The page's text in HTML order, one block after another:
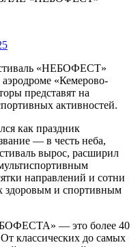
«НЕБОФЕСТ»
аэродроме «Кемерово-
представят на
активностей.
как праздник
— в честь неба,
вырос, расширил
направлений и сотни
здоровым и спортивным
— это более 40
классических до самых